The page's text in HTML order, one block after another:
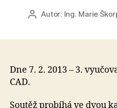
AutorAutor: Ing. Marie
Dne 7. 2. 2013 – 3.
CAD.
Soutěž probíhá ve dvou